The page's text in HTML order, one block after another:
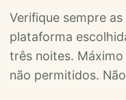
Verifique sempre
plataforma
três noites.
não permitidos.